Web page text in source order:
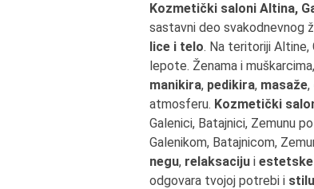
Kozmetički saloni Altina,
sastavni deo svakodnevnog
lice i telo. Na teritoriji Altine,
lepote. Ženama i
manikira, pedikira, masaže,
atmosferu. Kozmetički
Galenici, Batajnici, Zemunu
Galenikom, Batajnicom,
negu, relaksaciju i
odgovara tvojoj potrebi i stilu